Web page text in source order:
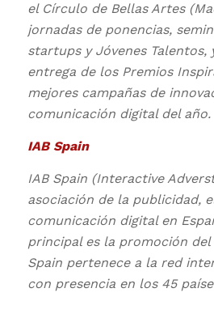
el Círculo de Bellas Artes
jornadas de ponencias,
startups y Jóvenes Talentos,
entrega de los Premios
mejores campañas de
comunicación digital del año.
IAB Spain
IAB Spain (Interactive
asociación de la publicidad,
comunicación digital en
principal es la promoción
Spain pertenece a la red
con presencia en los 45